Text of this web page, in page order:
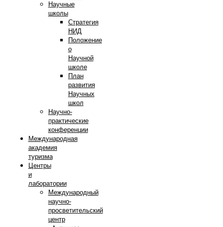
Научные
школы
Стратегия
НИД
Положение
о
Научной
школе
План
развития
Научных
школ
Научно-
практические
конференции
Международная
академия
туризма
Центры
и
лаборатории
Международный
научно-
просветительский
центр